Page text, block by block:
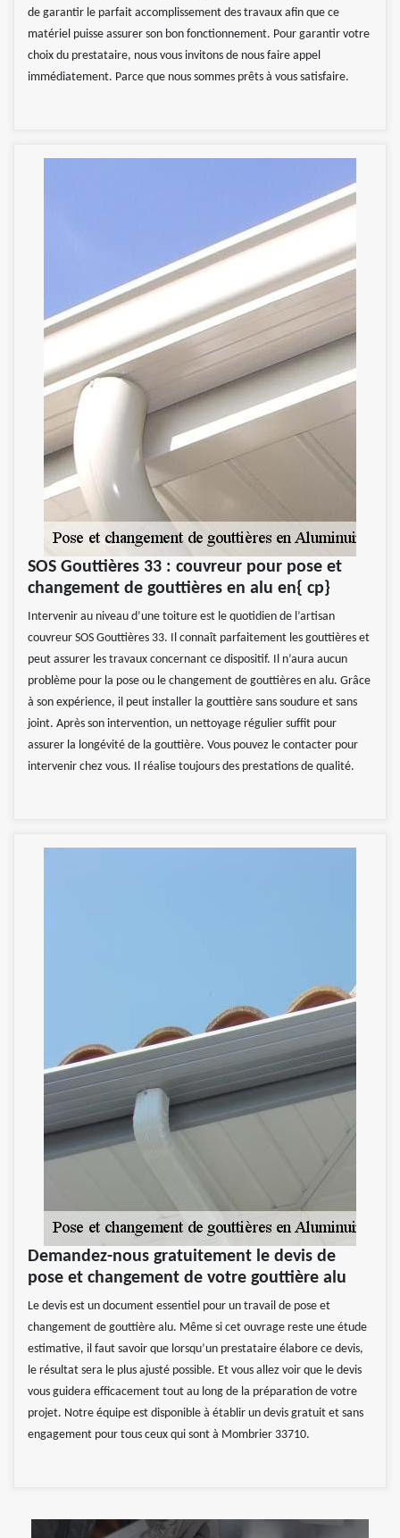
de garantir le parfait accomplissement des travaux afin que ce
matériel puisse assurer son bon fonctionnement. Pour garantir votre
choix du prestataire, nous vous invitons de nous faire appel
immédiatement. Parce que nous sommes prêts à vous satisfaire.
SOS Gouttières 33 : couvreur pour pose et
changement de gouttières en alu en{ cp}
Intervenir au niveau d’une toiture est le quotidien de l’artisan
couvreur SOS Gouttières 33. Il connaît parfaitement les gouttières et
peut assurer les travaux concernant ce dispositif. Il n’aura aucun
problème pour la pose ou le changement de gouttières en alu. Grâce
à son expérience, il peut installer la gouttière sans soudure et sans
joint. Après son intervention, un nettoyage régulier suffit pour
assurer la longévité de la gouttière. Vous pouvez le contacter pour
intervenir chez vous. Il réalise toujours des prestations de qualité.
Demandez-nous gratuitement le devis de
pose et changement de votre gouttière alu
Le devis est un document essentiel pour un travail de pose et
changement de gouttière alu. Même si cet ouvrage reste une étude
estimative, il faut savoir que lorsqu’un prestataire élabore ce devis,
le résultat sera le plus ajusté possible. Et vous allez voir que le devis
vous guidera efficacement tout au long de la préparation de votre
projet. Notre équipe est disponible à établir un devis gratuit et sans
engagement pour tous ceux qui sont à Mombrier 33710.